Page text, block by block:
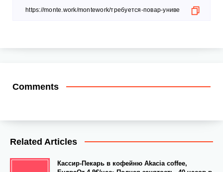
Comments
Related Articles
Кассир-Пекарь в кофейню Akacia coffee,